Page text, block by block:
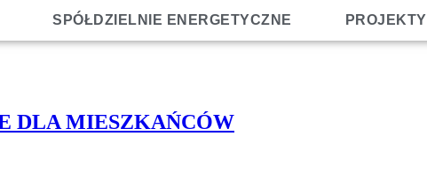
SPÓŁDZIELNIE ENERGETYCZNE PROJEKTY
DLA MIESZKAŃCÓW